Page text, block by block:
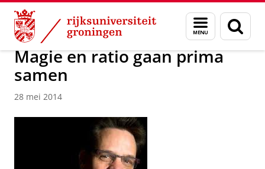
Skip
Content
Skip
Navigation
Menu
en
zoeken
Over ons Actueel Nieuws Nieuwsberichten
Magie en ratio gaan prima
samen
28 mei 2014